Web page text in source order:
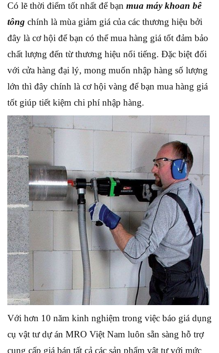
Có lẽ thời điểm tốt nhất để bạn mua máy khoan bê
tông chính là mùa giảm giá của các thương hiệu bởi
đây là cơ hội để bạn có thể mua hàng giá tốt đảm bảo
chất lượng đến từ thương hiệu nổi tiếng. Đặc biệt đối
với cửa hàng đại lý, mong muốn nhập hàng số lượng
lớn thì đây chính là cơ hội vàng để bạn mua hàng giá
tốt giúp tiết kiệm chi phí nhập hàng.
Với hơn 10 năm kinh nghiệm trong việc báo giá dụng
cụ vật tư dự án MRO Việt Nam luôn sẵn sàng hỗ trợ
cung cấp giá bán tất cả các sản phẩm vật tư với mức